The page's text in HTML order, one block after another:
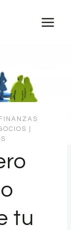
FINANZAS
tu